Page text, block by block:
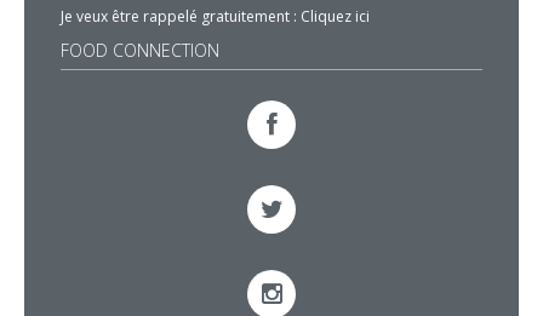
Je veux être rappelé gratuitement : Cliquez ici
FOOD CONNECTION